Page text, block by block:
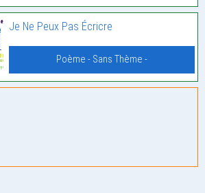
Je Ne Peux Pas Écricre
Poème - Sans Thème -